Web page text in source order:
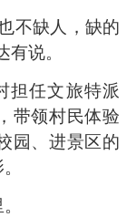
不缺人，缺的
说。
任文旅特派
带领村民体验
园、进景区的